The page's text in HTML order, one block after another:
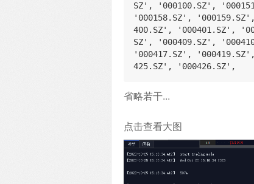
SZ', '000100.SZ',
'000158.SZ',
400.SZ', '000401.SZ',
SZ', '000409.SZ',
'000417.SZ',
425.SZ', '000426.SZ',
省略若干...
点击查看大图